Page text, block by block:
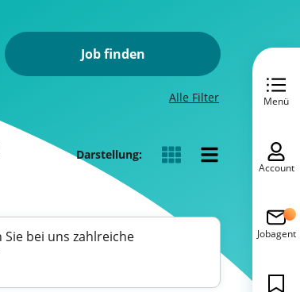
Job finden
Alle Filter
Darstellung:
bei uns zahlreiche
Menü
Account
Jobagent